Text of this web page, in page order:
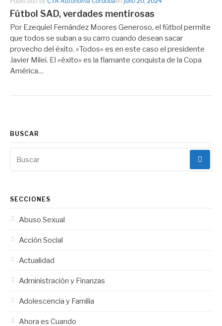
Fútbol SAD, verdades mentirosas
Por Ezequiel Fernández Moores Generoso, el fútbol permite
que todos se suban a su carro cuando desean sacar
provecho del éxito. «Todos» es en este caso el presidente
Javier Milei. El «éxito» es la flamante conquista de la Copa
América…
BUSCAR
SECCIONES
Abuso Sexual
Acción Social
Actualidad
Administración y Finanzas
Adolescencia y Familia
Ahora es Cuando